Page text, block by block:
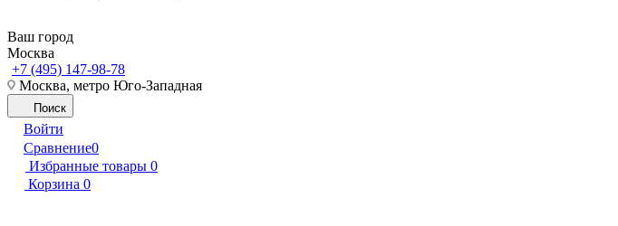
Ваш город
Москва
+7 (495) 147-98-78
Москва, метро Юго-Западная
Поиск
Войти
Сравнение0
Избранные товары 0
Корзина 0